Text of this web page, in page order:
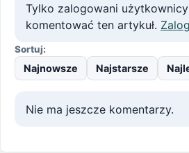
Tylko zalogowani
komentować ten artykuł.
Sortuj:
Najnowsze Najstarsze
Nie ma jeszcze komentarzy.